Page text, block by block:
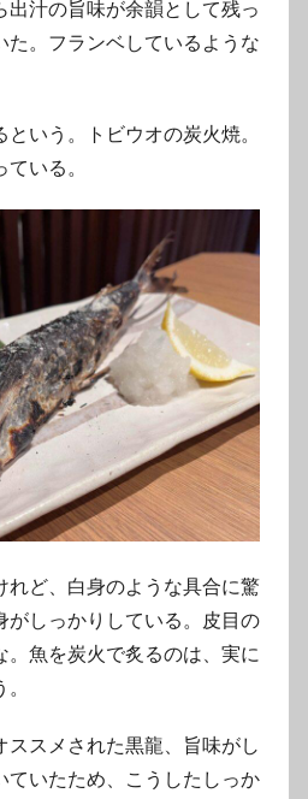
出汁の旨味が余韻として残っ
た。フランベしているような
いう。トビウオの炭火焼。
いる。
れど、白身のような具合に驚
がしっかりしている。皮目の
。魚を炭火で炙るのは、実に
ススメされた黒龍、旨味がし
ていたため、こうしたしっか